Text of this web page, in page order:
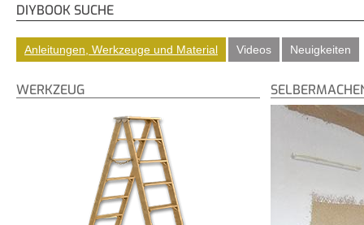
DIYBOOK SUCHE
Anleitungen, Werkzeuge und Material Videos Neuigkeiten
WERKZEUG